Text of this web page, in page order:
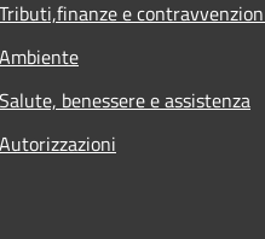
Tributi,finanze e
Ambiente
Salute, benessere e assistenza
Autorizzazioni